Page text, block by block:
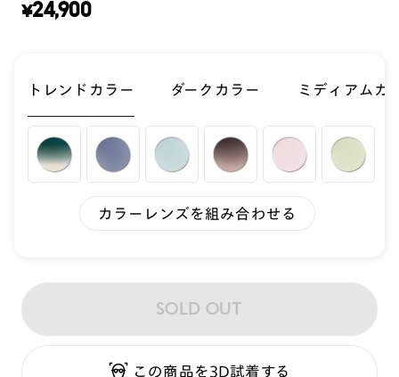
¥24,900
トレンドカラー ダークカラー ミディアムカ
カラーレンズを組み合わせる
SOLD OUT
この商品を3D試着する